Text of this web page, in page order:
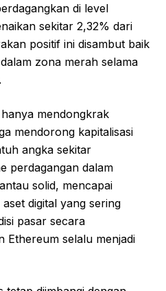
di level
sekitar 2,32% dari
positif ini disambut baik
zona merah selama
mendongkrak
mendorong kapitalisasi
angka sekitar
perdagangan dalam
solid, mencapai
digital yang sering
pasar secara
Ethereum selalu menjadi